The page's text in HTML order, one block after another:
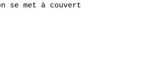
se met à couvert